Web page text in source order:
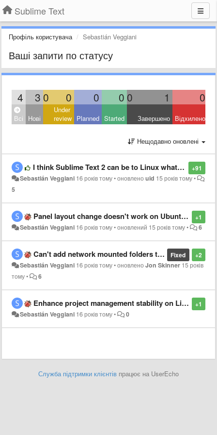
Sublime Text
Профіль користувача Sebastián Veggiani
Ваші запити по статусу
4 3 0 0 0 0 0 1 0
Всі Нові
Under
review Planned Started Завершено Відхилено
Нещодавно оновлені
+91
I think Sublime Text 2 can be to Linux what Textmate is for Mac OSX
Sebastián Veggiani 16 років тому•оновленоuid 15 років тому•
5
+1
Panel layout change doesn't work on Ubuntu 10.10
Sebastián Veggiani 16 років тому•оновлений 15 років тому• 6
+2
Fixed
Can't add network mounted folders to projects on Ubuntu 10.10
Sebastián Veggiani 16 років тому•оновленоJon Skinner 15 років
тому• 6
+1
Enhance project management stability on Linux version
Sebastián Veggiani 16 років тому• 0
Служба підтримки клієнтів працює на UserEcho